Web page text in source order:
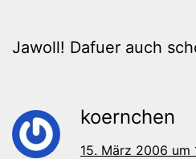
Jawoll! Dafuer auch
koernchen
15. März 2006 um